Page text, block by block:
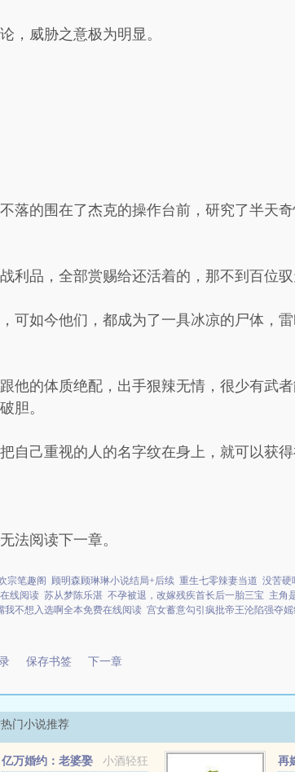
，威胁之意极为明显。
落的围在了杰克的操作台前，研究了半天
利品，全部赏赐给还活着的，那不到百位驭
可如今他们，都成为了一具冰凉的尸体，
他的体质绝配，出手狠辣无情，很少有武
胆。
己重视的人的名字纹在身上，就可以获得
法阅读下一章。
宗笔趣阁 顾明森顾琳琳小说结局+后续 重生七零辣妻当道 没苦硬
线阅读 苏从梦陈乐湛 不孕被退，改嫁残疾首长后一胎三宝 主角
我不想入选啊全本免费在线阅读 宫女蓄意勾引疯批帝王沦陷强夺
保存书签 下一章
门小说推荐
小酒轻狂
亿万婚约：老婆娶 再